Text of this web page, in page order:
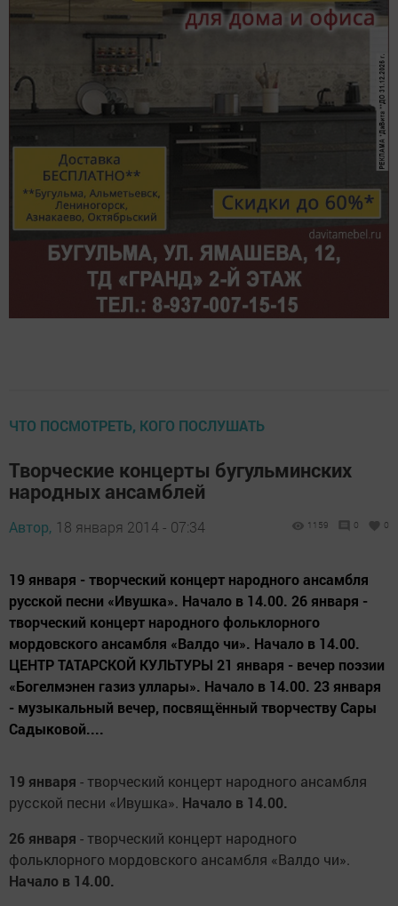
ЧТО ПОСМОТРЕТЬ, КОГО ПОСЛУШАТЬ
Творческие концерты бугульминских
народных ансамблей
Автор, 18 января 2014 - 07:34 1159 0 0
19 января - творческий концерт народного ансамбля
русской песни «Ивушка». Начало в 14.00. 26 января -
творческий концерт народного фольклорного
мордовского ансамбля «Валдо чи». Начало в 14.00.
ЦЕНТР ТАТАРСКОЙ КУЛЬТУРЫ 21 января - вечер поэзии
«Богелмэнен газиз уллары». Начало в 14.00. 23 января
- музыкальный вечер, посвящённый творчеству Сары
Садыковой....
19 января - творческий концерт народного ансамбля
русской песни «Ивушка». Начало в 14.00.
26 января - творческий концерт народного
фольклорного мордовского ансамбля «Валдо чи».
Начало в 14.00.